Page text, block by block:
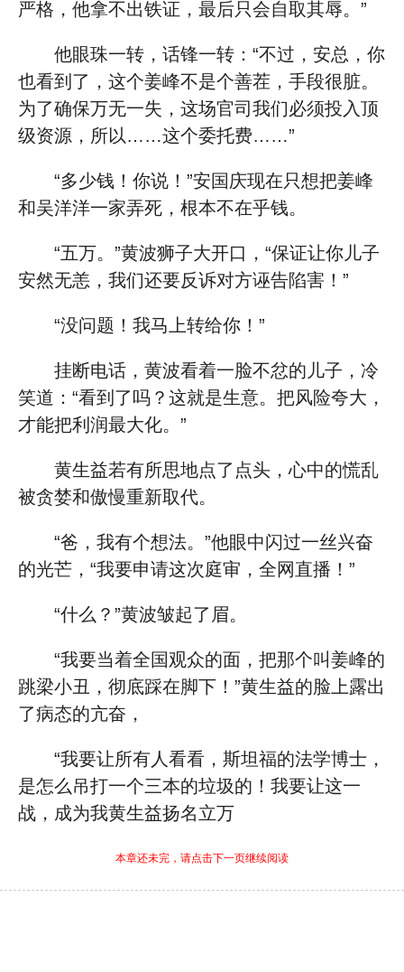
严格，他拿不出铁证，最后只会自取其辱。”
他眼珠一转，话锋一转：“不过，安总，你
也看到了，这个姜峰不是个善茬，手段很脏。
为了确保万无一失，这场官司我们必须投入顶
级资源，所以……这个委托费……”
“多少钱！你说！”安国庆现在只想把姜峰
和吴洋洋一家弄死，根本不在乎钱。
“五万。”黄波狮子大开口，“保证让你儿子
安然无恙，我们还要反诉对方诬告陷害！”
“没问题！我马上转给你！”
挂断电话，黄波看着一脸不忿的儿子，冷
笑道：“看到了吗？这就是生意。把风险夸大，
才能把利润最大化。”
黄生益若有所思地点了点头，心中的慌乱
被贪婪和傲慢重新取代。
“爸，我有个想法。”他眼中闪过一丝兴奋
的光芒，“我要申请这次庭审，全网直播！”
“什么？”黄波皱起了眉。
“我要当着全国观众的面，把那个叫姜峰的
跳梁小丑，彻底踩在脚下！”黄生益的脸上露出
了病态的亢奋，
“我要让所有人看看，斯坦福的法学博士，
是怎么吊打一个三本的垃圾的！我要让这一
战，成为我黄生益扬名立万
本章还未完，请点击下一页继续阅读